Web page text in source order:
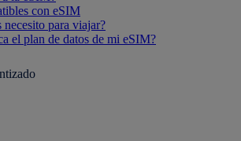
con eSIM
necesito para viajar?
el plan de datos de mi eSIM?